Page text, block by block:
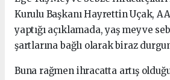
Kurulu Başkanı Hayrettin Uçak,
yaptığı açıklamada, yaş meyve
şartlarına bağlı olarak biraz
Buna rağmen ihracatta artış